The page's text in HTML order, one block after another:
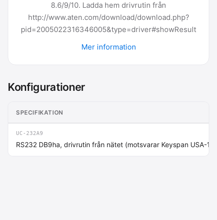
8.6/9/10. Ladda hem drivrutin från
http://www.aten.com/download/download.php?
pid=2005022316346005&type=driver#showResult
Mer information
Konfigurationer
SPECIFIKATION
UC-232A9
RS232 DB9ha, drivrutin från nätet (motsvarar Keyspan USA-